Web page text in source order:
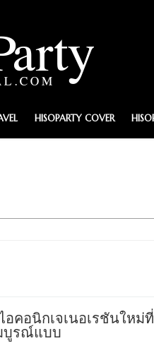
HISOPARTY COVER
ไอคอนิกเจเนอเรชันใหม่
บูรณ์แบบ